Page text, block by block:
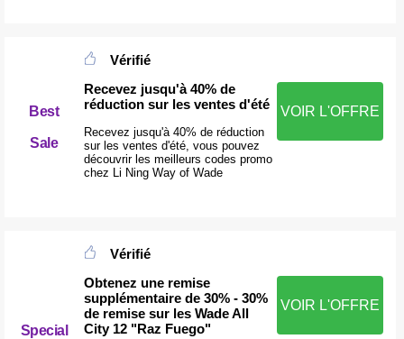
Best
Sale
Vérifié
Recevez jusqu'à 40% de
réduction sur les ventes d'été
Recevez jusqu'à 40% de réduction
sur les ventes d'été, vous pouvez
découvrir les meilleurs codes promo
chez Li Ning Way of Wade
VOIR L'OFFRE
Special
Vérifié
Obtenez une remise
supplémentaire de 30% - 30%
de remise sur les Wade All
City 12 "Raz Fuego"
VOIR L'OFFRE